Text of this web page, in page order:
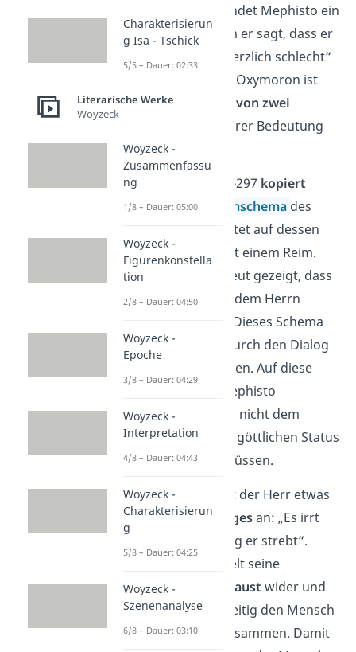
dem Herrn verwendet Mephisto ein
Oxymoron, indem er sagt, dass er
es auf der Erde „herzlich schlecht“
findet (V. 296). Ein Oxymoron ist
eineKombination von zwei
, die in ihrer Bedeutung
gegenteilig
In den
293-297 kopiert
Mephisto das
Reimschema des
Herrn und antwortet auf dessen
Frage ebenfalls mit einem Reim.
Dadurch wird erneut gezeigt, dass
Mephisto sich mit dem Herrn
will. Dieses Schema
zieht sich weiter durch den Dialog
zwischen den beiden. Auf diese
Weise versucht Mephisto
durchgehend, sich nicht dem
Herrn und seinem göttlichen Status
unterordnen zu müssen.
In Vers 317 spricht der Herr etwas
besonders Wichtigesan: „Es irrt
der Mensch, solang er strebt“.
Dieses Zitat spiegelt seine
Einschätzung zu Faust wider und
fasst auch gleichzeitig den Mensch
im Allgemeinen zusammen. Damit
Charakterisierun
g Isa - Tschick
5/5 – Dauer: 02:33
Literarische Werke
Woyzeck
Woyzeck -
Zusammenfassu
ng
1/8 – Dauer: 05:00
Woyzeck -
Figurenkonstella
tion
2/8 – Dauer: 04:50
Woyzeck -
Epoche
3/8 – Dauer: 04:29
Woyzeck -
Interpretation
4/8 – Dauer: 04:43
Woyzeck -
Charakterisierun
g
5/8 – Dauer: 04:25
Woyzeck -
Szenenanalyse
6/8 – Dauer: 03:10